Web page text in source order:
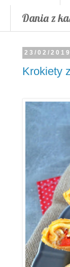
Dania z
23/02/
Krokiety